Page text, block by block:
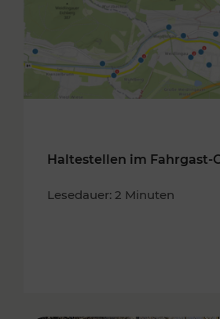
Haltestellen im Fahrgast-
Lesedauer: 2 Minuten